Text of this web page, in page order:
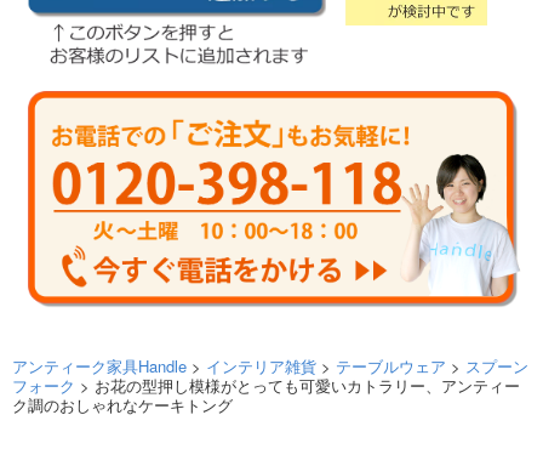
アンティーク家具Handle > インテリア雑貨 > テーブルウェア > スプーン
フォーク > お花の型押し模様がとっても可愛いカトラリー、アンティー
ク調のおしゃれなケーキトング